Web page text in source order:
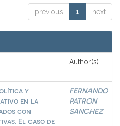
previous 1 next
Author(s)
y
en la
con
El caso de
FERNANDO
PATRON
SANCHEZ